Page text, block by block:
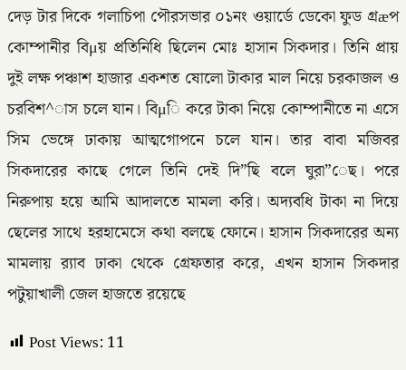
দেড় টার দিকে গলাচিপা পৌরসভার ০১নং ওয়ার্ডে ডেকো ফুড গ্রæপ
কোম্পানীর বিμয় প্রতিনিধি ছিলেন মোঃ হাসান সিকদার। তিনি প্রায়
দুই লক্ষ পঞ্চাশ হাজার একশত ষোলো টাকার মাল নিয়ে চরকাজল ও
চরবিশ^াস চলে যান। বিμি করে টাকা নিয়ে কোম্পানীতে না এসে
সিম ভেঙ্গে ঢাকায় আত্মগোপনে চলে যান। তার বাবা মজিবর
সিকদারের কাছে গেলে তিনি দেই দি”িছ বলে ঘুরা”েছ। পরে
নিরুপায় হয়ে আমি আদালতে মামলা করি। অদ্যবধি টাকা না দিয়ে
ছেলের সাথে হরহামেসে কথা বলছে ফোনে। হাসান সিকদারের অন্য
মামলায় র‌্যাব ঢাকা থেকে গ্রেফতার করে, এখন হাসান সিকদার
পটুয়াখালী জেল হাজতে রয়েছে
Post Views: 11